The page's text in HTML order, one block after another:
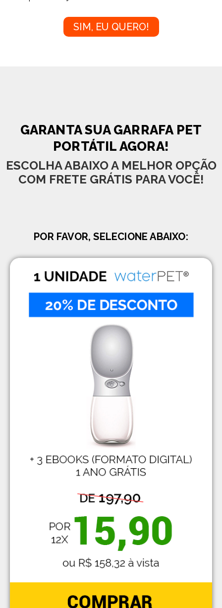
SIM, EU QUERO!
GARANTA SUA GARRAFA PET
PORTÁTIL AGORA!
ESCOLHA ABAIXO A MELHOR OPÇÃO
COM FRETE GRÁTIS PARA VOCÊ!
POR FAVOR, SELECIONE ABAIXO: